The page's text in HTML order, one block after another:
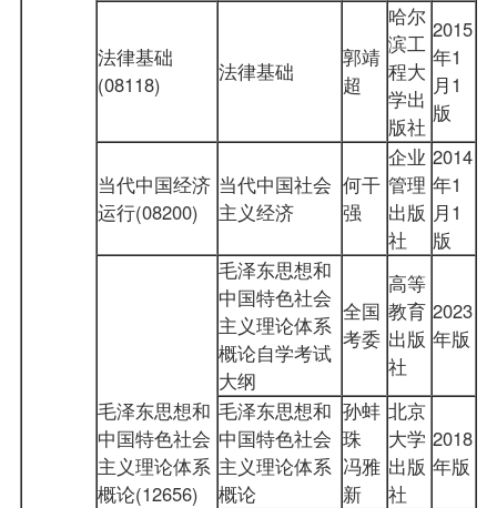
法律基础
(08118)
法律基础
郭靖
超
哈尔
滨工
程大
学出
版社
2015
年1
月1
版
当代中国经济
运行(08200)
当代中国社会
主义经济
何干
强
企业
管理
出版
社
2014
年1
月1
版
毛泽东思想和
中国特色社会
主义理论体系
概论(12656)
毛泽东思想和
中国特色社会
主义理论体系
概论自学考试
大纲
全国
考委
高等
教育
出版
社
2023
年版
毛泽东思想和
中国特色社会
主义理论体系
概论
孙蚌
珠
冯雅
新
北京
大学
出版
社
2018
年版